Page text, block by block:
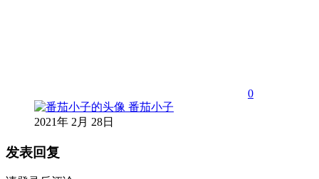
0
番茄小子
2021年 2月 28日
发表回复